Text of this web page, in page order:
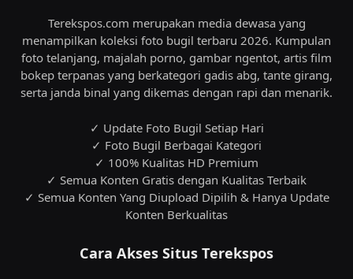
Terekspos.com merupakan media dewasa yang
menampilkan koleksi foto bugil terbaru 2026. Kumpulan
foto telanjang, majalah porno, gambar ngentot, artis film
bokep terpanas yang berkategori gadis abg, tante girang,
serta janda binal yang dikemas dengan rapi dan menarik.
✓ Update Foto Bugil Setiap Hari
✓ Foto Bugil Berbagai Kategori
✓ 100% Kualitas HD Premium
✓ Semua Konten Gratis dengan Kualitas Terbaik
✓ Semua Konten Yang Diupload Dipilih & Hanya Update
Konten Berkualitas
Cara Akses Situs Terekspos